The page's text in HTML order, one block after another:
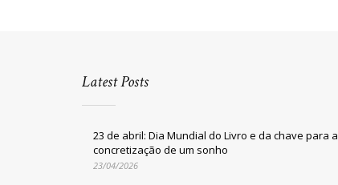
Latest Posts
23 de abril: Dia Mundial do Livro e da chave para a
concretização de um sonho
23/04/2026